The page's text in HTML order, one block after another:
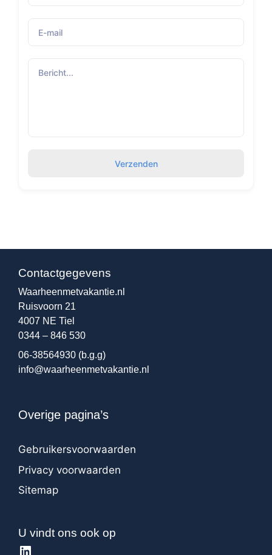
Verzenden
Contactgegevens
Waarheenmetvakantie.nl
Ruisvoorn 21
4007 NE Tiel
0344 – 846 530
06-38564930 (b.g.g)
info@waarheenmetvakantie.nl
Overige pagina’s
Gebruikersvoorwaarden
Privacy voorwaarden
Sitemap
U vindt ons ook op
LinkedIn